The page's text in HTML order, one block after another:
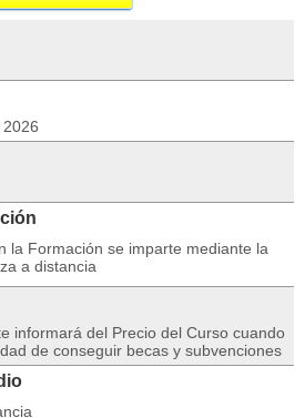
la Formación se imparte mediante la
a distancia
informará del Precio del Curso cuando
de conseguir becas y subvenciones